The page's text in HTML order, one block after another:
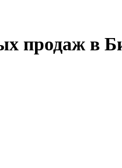
продаж в